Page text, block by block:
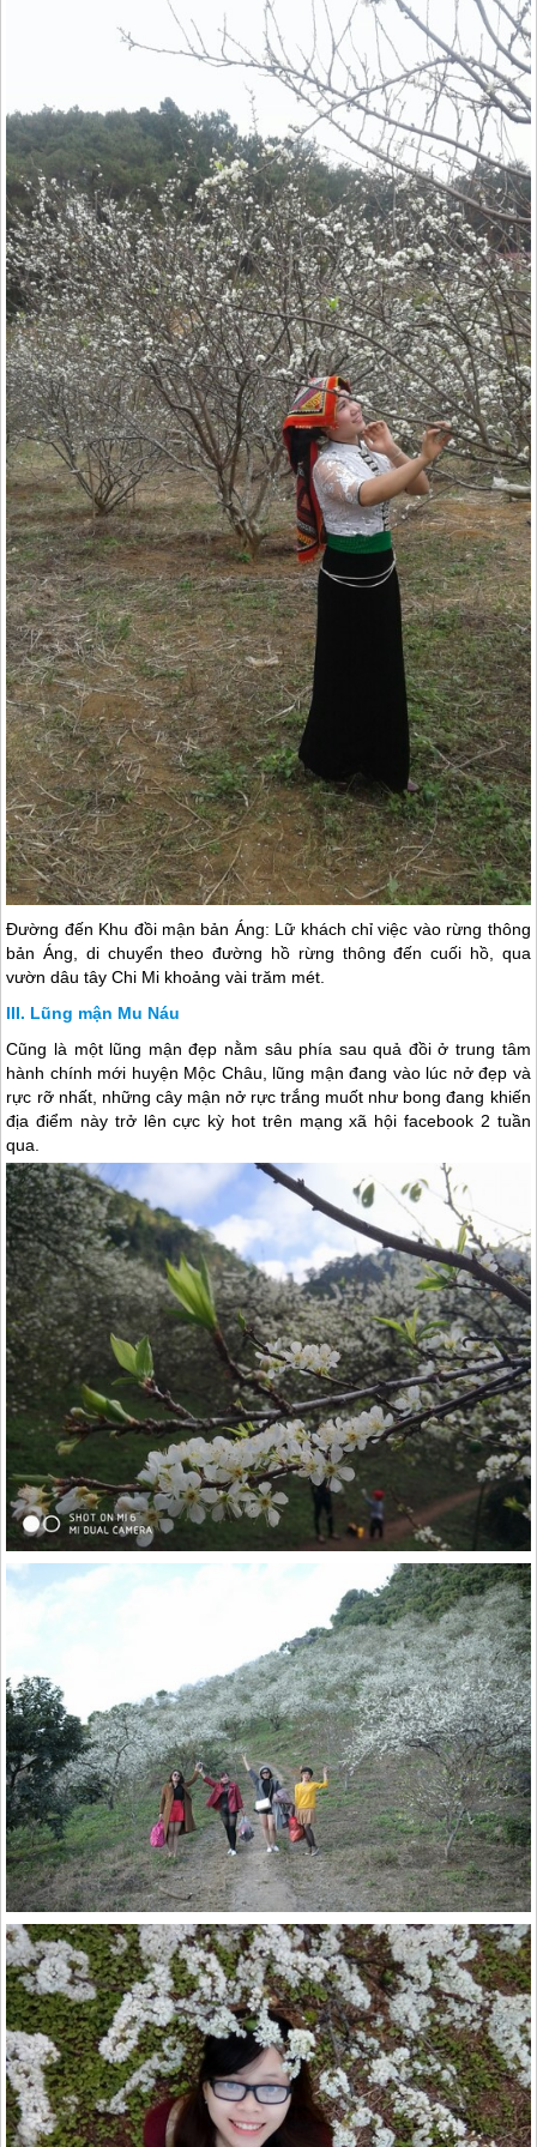
Đường đến Khu đồi mận bản Áng: Lữ khách chỉ việc vào rừng thông
bản Áng, di chuyển theo đường hồ rừng thông đến cuối hồ, qua
vườn dâu tây Chi Mi khoảng vài trăm mét.
Lũng mận Mu Náu
Cũng là một lũng mận đẹp nằm sâu phía sau quả đồi ở trung tâm
hành chính mới huyện Mộc Châu , lũng mận đang vào lúc nở đẹp và
rực rỡ nhất, những cây mận nở rực trắng muốt như bong đang khiến
địa điểm này trở lên cực kỳ hot trên mạng xã hội facebook 2 tuần
qua.